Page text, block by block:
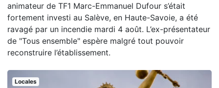
animateur de TF1 Marc-Emmanuel Dufour s’était
fortement investi au Salève, en Haute-Savoie, a été
ravagé par un incendie mardi 4 août. L’ex-présentateur
de "Tous ensemble" espère malgré tout pouvoir
reconstruire l’établissement.
Locales